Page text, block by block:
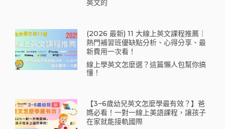
英文的
(2026 最新) 11 大線上英文課程推薦｜
熱門補習班優缺點分析、心得分享、最
新費用一次看！
線上學英文怎麼選？這篇懶人包幫你搞
懂！
【3~6歲幼兒英文怎麼學最有效？】爸
媽必看！一對一線上美語課程，讓孩子
在家就能接軌國際